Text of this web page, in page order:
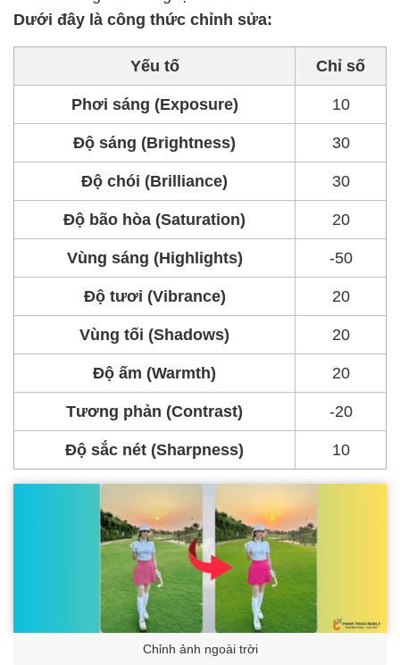
Dưới đây là công thức chỉnh sửa:
Yếu tố Chỉ số
Phơi sáng (Exposure) 10
Độ sáng (Brightness) 30
Độ chói (Brilliance) 30
Độ bão hòa (Saturation) 20
Vùng sáng (Highlights) -50
Độ tươi (Vibrance) 20
Vùng tối (Shadows) 20
Độ ấm (Warmth) 20
Tương phản (Contrast) -20
Độ sắc nét (Sharpness) 10
Chỉnh ảnh ngoài trời